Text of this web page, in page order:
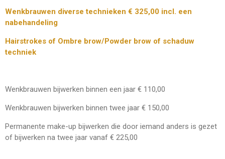
Wenkbrauwen diverse technieken € 325,00 incl. een
nabehandeling
Hairstrokes of Ombre brow/Powder brow of schaduw
techniek
Wenkbrauwen bijwerken binnen een jaar € 110,00
Wenkbrauwen bijwerken binnen twee jaar € 150,00
Permanente make-up bijwerken die door iemand anders is gezet
of bijwerken na twee jaar vanaf € 225,00